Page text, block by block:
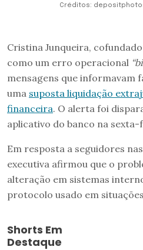
Créditos:
Cristina Junqueira,
como um erro operacional
mensagens que informavam
uma suposta liquidação
financeira. O alerta foi
aplicativo do banco na sexta-
Em resposta a seguidores
executiva afirmou que o
alteração em sistemas
protocolo usado em
Shorts Em
Destaque